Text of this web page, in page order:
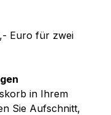
Euro für zwei
in Ihrem
Sie Aufschnitt,